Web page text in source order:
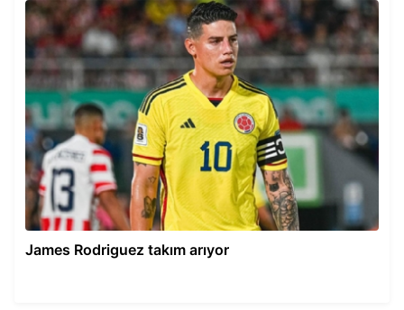
James Rodriguez takım arıyor